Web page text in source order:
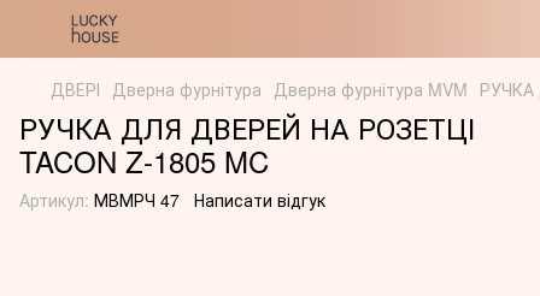
ДВЕРІ Дверна фурнітура Дверна фурнітура MVM РУЧКА
РУЧКА ДЛЯ ДВЕРЕЙ НА РОЗЕТЦІ
TACON Z-1805 MC
Артикул: МВМРЧ 47 Написати відгук